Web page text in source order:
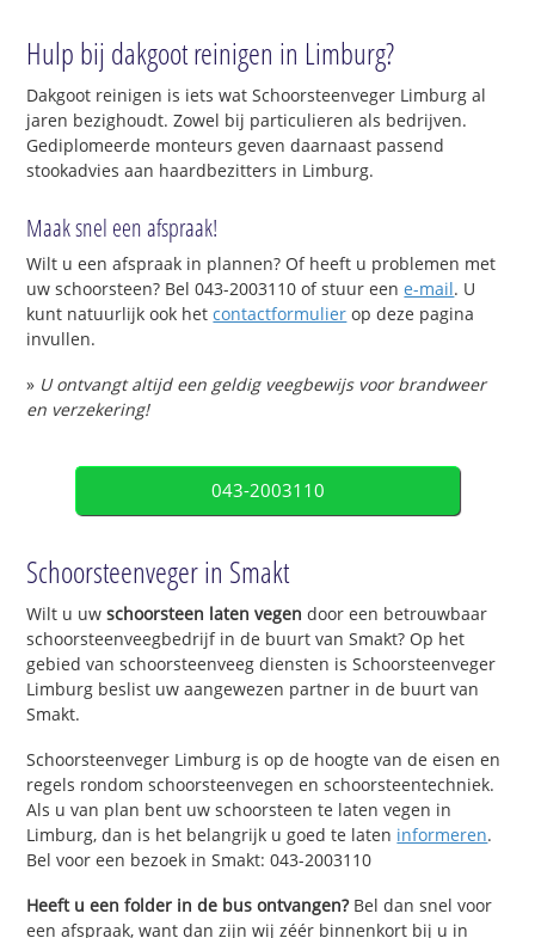
Hulp bij dakgoot reinigen in Limburg?
Dakgoot reinigen is iets wat Schoorsteenveger Limburg al
jaren bezighoudt. Zowel bij particulieren als bedrijven.
Gediplomeerde monteurs geven daarnaast passend
stookadvies aan haardbezitters in Limburg.
Maak snel een afspraak!
Wilt u een afspraak in plannen? Of heeft u problemen met
uw schoorsteen? Bel 043-2003110 of stuur eene-mail. U
kunt natuurlijk ook hetcontactformulier op deze pagina
invullen.
» U ontvangt altijd een geldig veegbewijs voor brandweer
en verzekering!
043-2003110
Schoorsteenveger in Smakt
Wilt u uwschoorsteen laten vegen door een betrouwbaar
schoorsteenveegbedrijf in de buurt van Smakt? Op het
gebied van schoorsteenveeg diensten is Schoorsteenveger
Limburg beslist uw aangewezen partner in de buurt van
Smakt.
Schoorsteenveger Limburg is op de hoogte van de eisen en
regels rondom schoorsteenvegen en schoorsteentechniek.
Als u van plan bent uw schoorsteen te laten vegen in
Limburg, dan is het belangrijk u goed te laten informeren.
Bel voor een bezoek in Smakt: 043-2003110
Heeft u een folder in de bus ontvangen?Bel dan snel voor
een afspraak, want dan zijn wij zéér binnenkort bij u in